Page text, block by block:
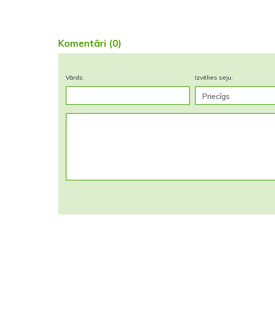
Komentāri (0)
Vārds: Izvēlies seju: